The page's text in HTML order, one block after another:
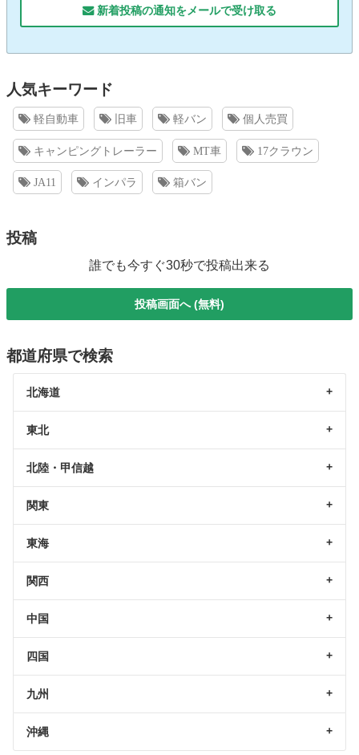
新着投稿の通知をメールで受け取る
人気キーワード
軽自動車 旧車 軽バン 個人売買
キャンピングトレーラー MT車 17クラウン
JA11 インパラ 箱バン
投稿
誰でも今すぐ30秒で投稿出来る
投稿画面へ (無料)
都道府県で検索
北海道
東北
北陸・甲信越
関東
東海
関西
中国
四国
九州
沖縄